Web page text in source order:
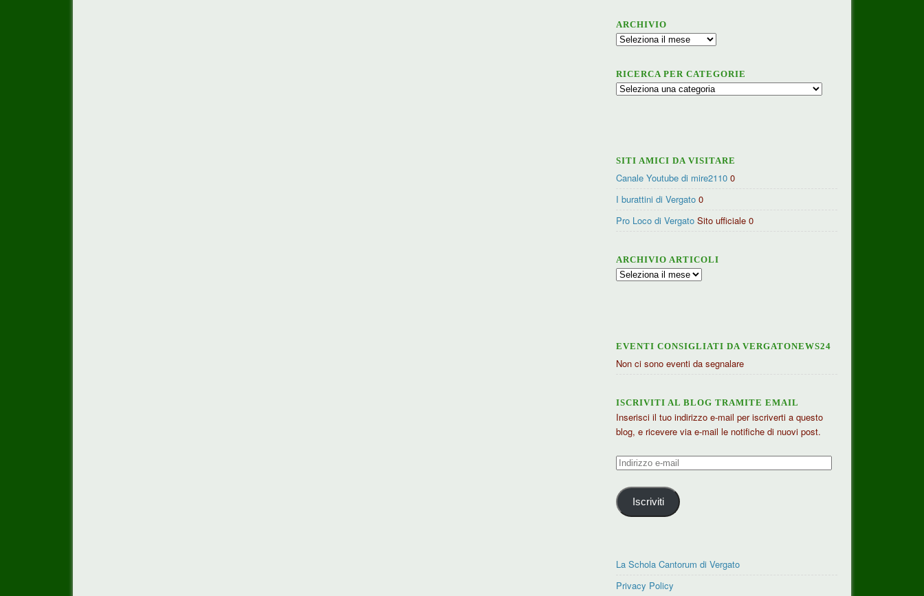
ARCHIVIO
Archivio
RICERCA PER CATEGORIE
Ricerca
SITI AMICI DA VISITARE
Canale Youtube di mire2110 0
I burattini di Vergato 0
Pro Loco di Vergato Sito ufficiale 0
ARCHIVIO ARTICOLI
Archivio
EVENTI CONSIGLIATI DA VERGATONEWS24
Non ci sono eventi da segnalare
ISCRIVITI AL BLOG TRAMITE EMAIL
Inserisci il tuo indirizzo e-mail per iscriverti a questo
blog, e ricevere via e-mail le notifiche di nuovi post.
Indirizzo
mail
Iscriviti
La Schola Cantorum di Vergato
Privacy Policy